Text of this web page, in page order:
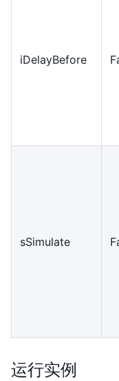
iDelayBefore
sSimulate
运行实例